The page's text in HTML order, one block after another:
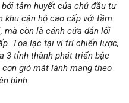
tâm huyết của chủ đầu tư
khu căn hộ cao cấp với tầm
mà còn là cánh cửa dẫn lối
Tọa lạc tại vị trí chiến lược,
3 tỉnh thành phát triển bậc
gió mát lành mang theo
bình.